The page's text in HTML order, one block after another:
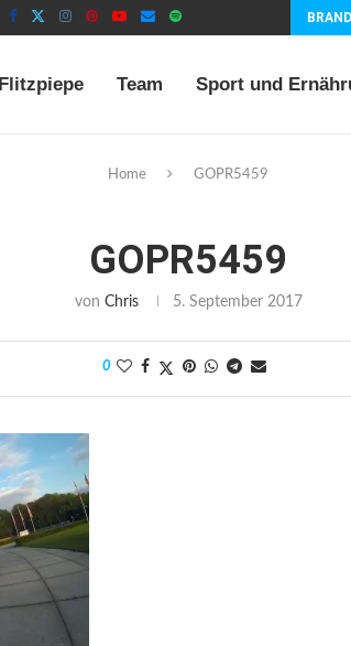
Team Sport und
Home GOPR5459
GOPR5459
von Chris 5. September 2017
0